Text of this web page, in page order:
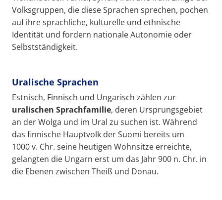
Volksgruppen, die diese Sprachen sprechen, pochen
auf ihre sprachliche, kulturelle und ethnische
Identität und fordern nationale Autonomie oder
Selbstständigkeit.
Uralische Sprachen
Estnisch, Finnisch und Ungarisch zählen zur
uralischen Sprachfamilie, deren Ursprungsgebiet
an der Wolga und im Ural zu suchen ist. Während
das finnische Hauptvolk der Suomi bereits um
1000 v. Chr. seine heutigen Wohnsitze erreichte,
gelangten die Ungarn erst um das Jahr 900 n. Chr. in
die Ebenen zwischen Theiß und Donau.